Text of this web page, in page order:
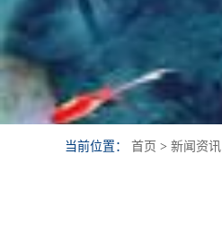
当前位置： 首页 > 新闻资讯